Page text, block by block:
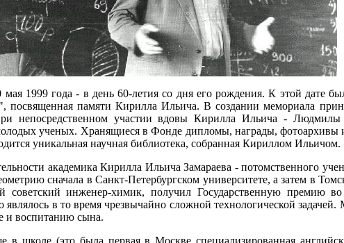
1999 года - в день 60-летия со дня его рождения. К этой дате
посвященная памяти Кирилла Ильича. В создании мемориала
участии вдовы Кирилла Ильича - Людмилы
ученых. Хранящиеся в Фонде дипломы, награды,
уникальная научная библиотека, собранная Кириллом Ильичом.
академика Кирилла Ильича Замараева - потомственного
сначала в Санкт-Петербургском университете, а затем в
инженер-химик, получил Государственную премию
являлось в то время чрезвычайно сложной технологической
и воспитанию сына.